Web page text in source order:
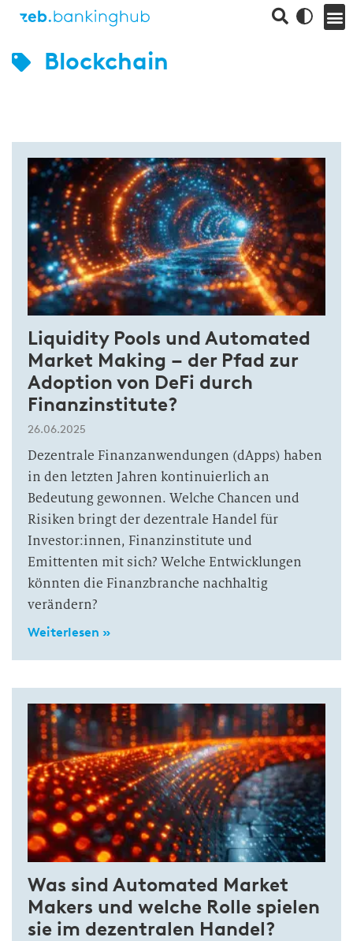
Blockchain
Liquidity Pools und Automated
Market Making – der Pfad zur
Adoption von DeFi durch
Finanzinstitute?
26.06.2025
Dezentrale Finanzanwendungen (dApps) haben
in den letzten Jahren kontinuierlich an
Bedeutung gewonnen. Welche Chancen und
Risiken bringt der dezentrale Handel für
Investor:innen, Finanzinstitute und
Emittenten mit sich? Welche Entwicklungen
könnten die Finanzbranche nachhaltig
verändern?
Weiterlesen »
Was sind Automated Market
Makers und welche Rolle spielen
sie im dezentralen Handel?